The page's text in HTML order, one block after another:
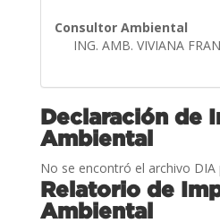
Consultor Ambiental
ING. AMB. VIVIANA
Declaración de
Ambiental
No se encontró el archivo DIA
Relatorio de
Ambiental